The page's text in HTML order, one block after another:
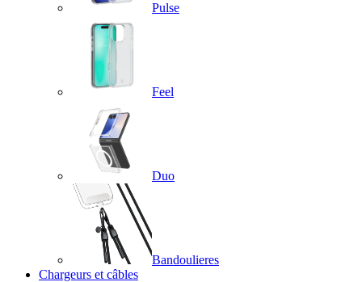
Pulse
Feel
Duo
Bandoulieres
Chargeurs et câbles